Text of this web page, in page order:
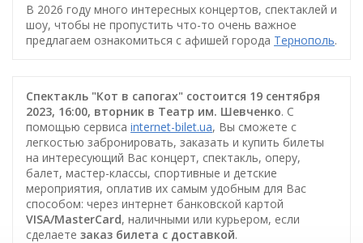
В 2026 году много интересных концертов, спектаклей и
шоу, чтобы не пропустить что-то очень важное
предлагаем ознакомиться с афишей города Тернополь.
Спектакль "Кот в сапогах" состоится 19 сентября
2023, 16:00, вторник в Театр им. Шевченко. С
помощью сервиса internet-bilet.ua, Вы сможете с
легкостью забронировать, заказать и купить билеты
на интересующий Вас концерт, спектакль, оперу,
балет, мастер-классы, спортивные и детские
мероприятия, оплатив их самым удобным для Вас
способом: через интернет банковской картой
VISA/MasterCard, наличными или курьером, если
сделаете заказ билета c доставкой.